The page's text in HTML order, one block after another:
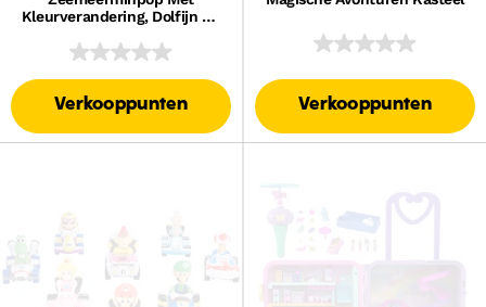
Kleurverandering, Dolfijn En
Verkooppunten Verkooppunten